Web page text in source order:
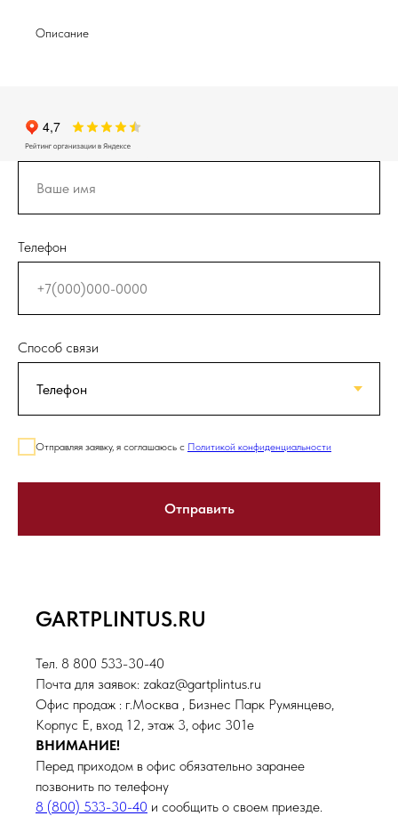
Описание
Телефон
Способ связи
Отправляя заявку, я соглашаюсь с Политикой конфиденциальности
Отправить
GARTPLINTUS.RU
Тел. 8 800 533-30-40
Почта для заявок: zakaz@gartplintus.ru
Офис продаж : г.Москва , Бизнес Парк Румянцево,
Корпус Е, вход 12, этаж 3, офис 301е
ВНИМАНИЕ!
Перед приходом в офис обязательно заранее
позвонить по телефону
8 (800) 533-30-40 и сообщить о своем приезде.